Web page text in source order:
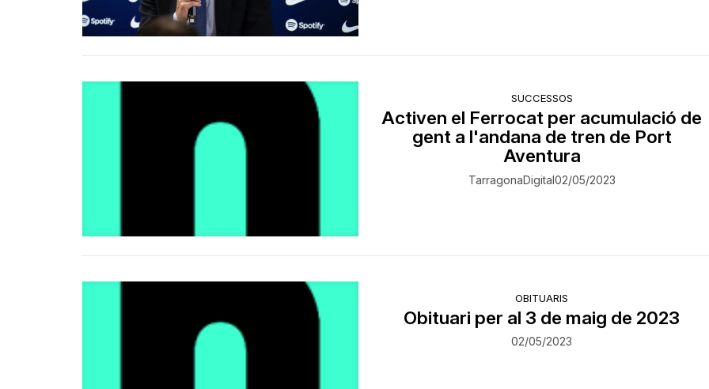
SUCCESSOS
Activen el Ferrocat per acumulació de
gent a l'andana de tren de Port
Aventura
TarragonaDigital02/05/2023
OBITUARIS
Obituari per al 3 de maig de 2023
02/05/2023